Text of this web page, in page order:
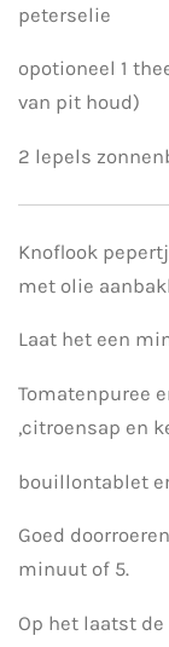
peterselie
opotioneel 1
van pit houd)
2 lepels
Knoflook
met olie
Laat het een
Tomatenpuree
,citroensap en
bouillontablet
Goed
minuut of 5.
Op het laatst